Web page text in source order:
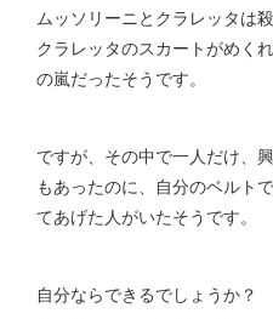
ムッソリーニとクラレッタは
クラレッタのスカートがめく
の嵐だったそうです。
ですが、その中で一人だけ、
もあったのに、自分のベルト
てあげた人がいたそうです。
自分ならできるでしょうか？